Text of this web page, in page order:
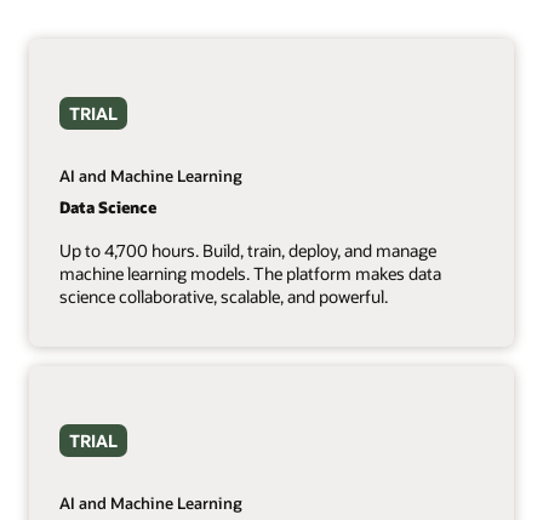
TRIAL
AI and Machine Learning
Data Science
Up to 4,700 hours. Build, train, deploy, and manage
machine learning models. The platform makes data
science collaborative, scalable, and powerful.
TRIAL
AI and Machine Learning